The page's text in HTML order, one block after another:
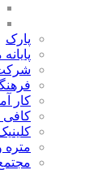
پارک
شرکت
کار
متره